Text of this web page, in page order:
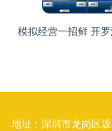
地址：深圳市龙岗区